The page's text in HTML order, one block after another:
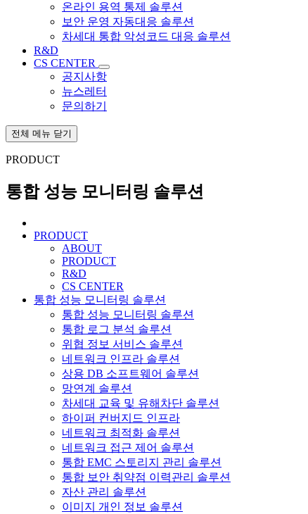
온라인 용역 통제 솔루션
보안 운영 자동대응 솔루션
차세대 통합 악성코드 대응 솔루션
R&D
CS CENTER
공지사항
뉴스레터
문의하기
전체 메뉴 닫기
PRODUCT
통합 성능 모니터링 솔루션
PRODUCT
ABOUT
PRODUCT
R&D
CS CENTER
통합 성능 모니터링 솔루션
통합 성능 모니터링 솔루션
통합 로그 분석 솔루션
위협 정보 서비스 솔루션
네트워크 인프라 솔루션
상용 DB 소프트웨어 솔루션
망연계 솔루션
차세대 교육 및 유해차단 솔루션
하이퍼 컨버지드 인프라
네트워크 최적화 솔루션
네트워크 접근 제어 솔루션
통합 EMC 스토리지 관리 솔루션
통합 보안 취약점 이력관리 솔루션
자산 관리 솔루션
이미지 개인 정보 솔루션